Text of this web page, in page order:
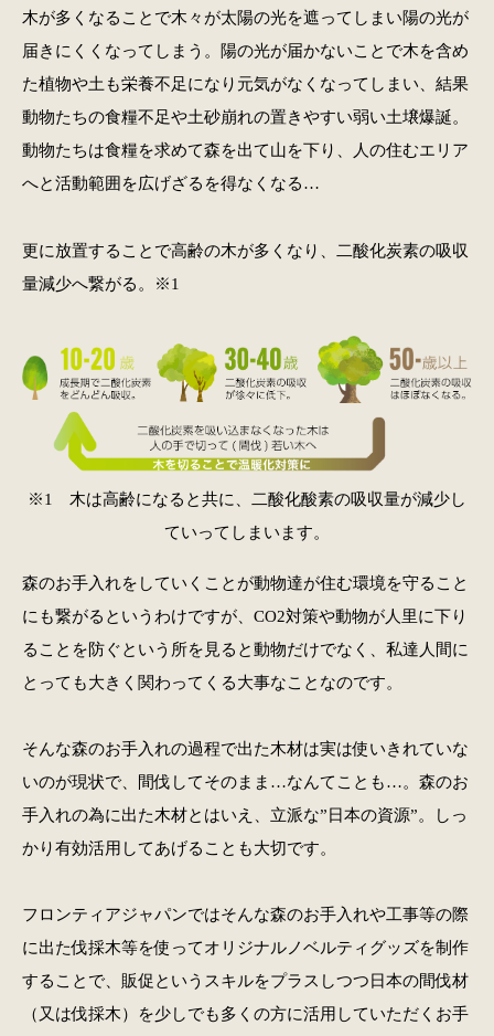
木が多くなることで木々が太陽の光を遮ってしまい陽の光が
届きにくくなってしまう。陽の光が届かないことで木を含め
た植物や土も栄養不足になり元気がなくなってしまい、結果
動物たちの食糧不足や土砂崩れの置きやすい弱い土壌爆誕。
動物たちは食糧を求めて森を出て山を下り、人の住むエリア
へと活動範囲を広げざるを得なくなる…
更に放置することで高齢の木が多くなり、二酸化炭素の吸収
量減少へ繋がる。※1
※1 木は高齢になると共に、二酸化酸素の吸収量が減少し
ていってしまいます。
森のお手入れをしていくことが動物達が住む環境を守ること
にも繋がるというわけですが、CO2対策や動物が人里に下り
ることを防ぐという所を見ると動物だけでなく、私達人間に
とっても大きく関わってくる大事なことなのです。
そんな森のお手入れの過程で出た木材は実は使いきれていな
いのが現状で、間伐してそのまま…なんてことも…。森のお
手入れの為に出た木材とはいえ、立派な”日本の資源”。しっ
かり有効活用してあげることも大切です。
フロンティアジャパンではそんな森のお手入れや工事等の際
に出た伐採木等を使ってオリジナルノベルティグッズを制作
することで、販促というスキルをプラスしつつ日本の間伐材
（又は伐採木）を少しでも多くの方に活用していただくお手